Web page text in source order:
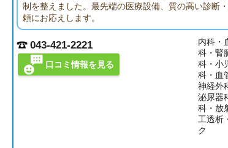
制を整えました。最先端の医療設備、質の高い診断
頼にお応えします。
043-421-2221
口コミ情報を見る
内科・
科・腎
科・小
科・血
神経外
泌尿器
科・放
工透析
ク